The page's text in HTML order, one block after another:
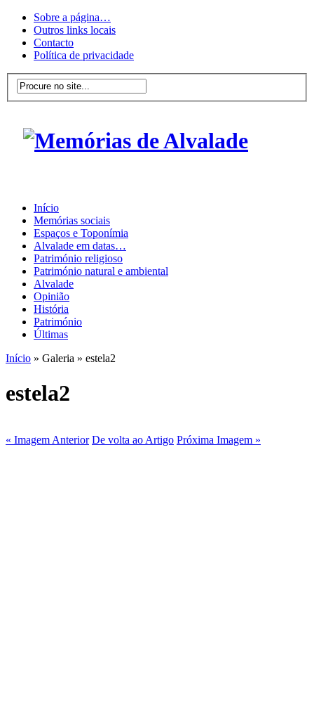
Sobre a página…
Outros links locais
Contacto
Política de privacidade
Início
Memórias sociais
Espaços e Toponímia
Alvalade em datas…
Património religioso
Património natural e ambiental
Alvalade
Opinião
História
Património
Últimas
Início » Galeria » estela2
estela2
« Imagem Anterior De volta ao Artigo Próxima Imagem »